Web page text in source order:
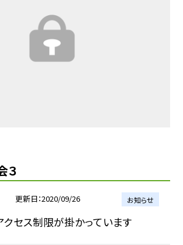
３
更新日 2020/09/26 お知らせ
セス制限が掛かっています